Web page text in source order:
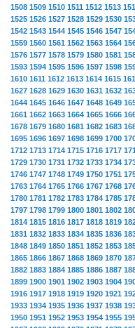
1508 1509 1510 1511 1512 1513
1525 1526 1527 1528 1529 1530
1542 1543 1544 1545 1546 1547
1559 1560 1561 1562 1563 1564
1576 1577 1578 1579 1580 1581
1593 1594 1595 1596 1597 1598
1610 1611 1612 1613 1614 1615
1627 1628 1629 1630 1631 1632
1644 1645 1646 1647 1648 1649
1661 1662 1663 1664 1665 1666
1678 1679 1680 1681 1682 1683
1695 1696 1697 1698 1699 1700
1712 1713 1714 1715 1716 1717
1729 1730 1731 1732 1733 1734
1746 1747 1748 1749 1750 1751
1763 1764 1765 1766 1767 1768
1780 1781 1782 1783 1784 1785
1797 1798 1799 1800 1801 1802
1814 1815 1816 1817 1818 1819
1831 1832 1833 1834 1835 1836
1848 1849 1850 1851 1852 1853
1865 1866 1867 1868 1869 1870
1882 1883 1884 1885 1886 1887
1899 1900 1901 1902 1903 1904
1916 1917 1918 1919 1920 1921
1933 1934 1935 1936 1937 1938
1950 1951 1952 1953 1954 1955